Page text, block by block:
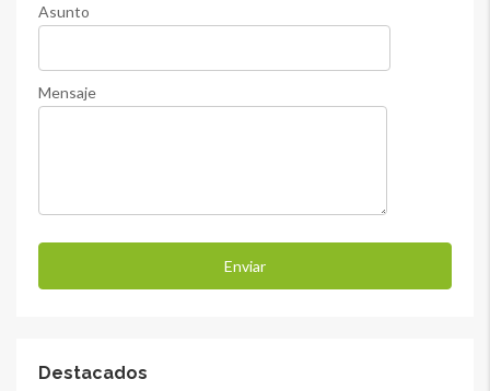
Asunto
Mensaje
Destacados